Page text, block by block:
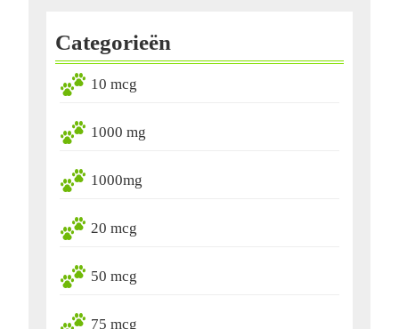
Categorieën
10 mcg
1000 mg
1000mg
20 mcg
50 mcg
75 mcg